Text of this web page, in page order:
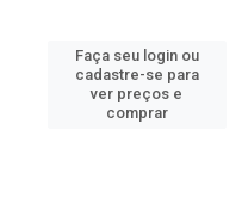
Faça seu login ou
cadastre-se para
ver preços e
comprar